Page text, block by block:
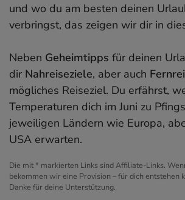
und wo du am besten deinen
verbringst, das zeigen wir dir in
Neben Geheimtipps für deinen
dir Nahreiseziele, aber auch
mögliches Reiseziel. Du erfährst,
Temperaturen dich im Juni zu
jeweiligen Ländern wie Europa,
USA erwarten.
Die mit * markierten Links sind Affiliate-Links.
bekommen wir eine Provision – für dich entstehen
Danke für deine Unterstützung.